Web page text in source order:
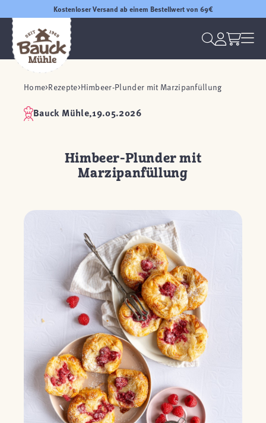
Kostenloser Versand ab einem Bestellwert von 69€
Home Rezepte Himbeer-Plunder mit Marzipanfüllung
Bauck Mühle,19.05.2026
Himbeer-Plunder mit
Marzipanfüllung